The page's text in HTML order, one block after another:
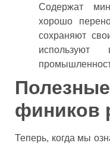
Содержат
хорошо
сохраняют
фиников
Теперь, когда мы